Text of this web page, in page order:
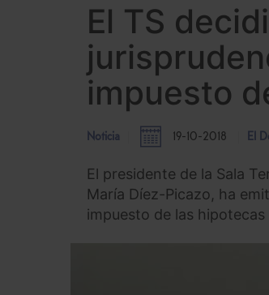
El TS
impuesto
Noticia 19-10-2018 El
El presidente de la Sala
María Díez-Picazo, ha
impuesto de las hipotecas